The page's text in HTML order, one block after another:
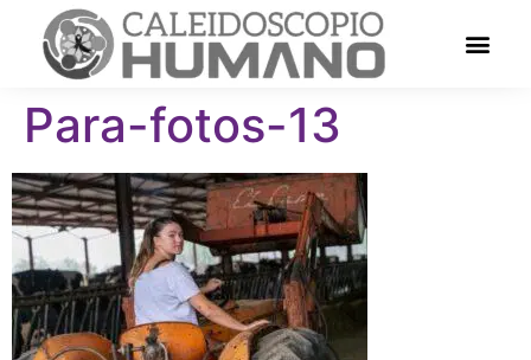
Para-fotos-13